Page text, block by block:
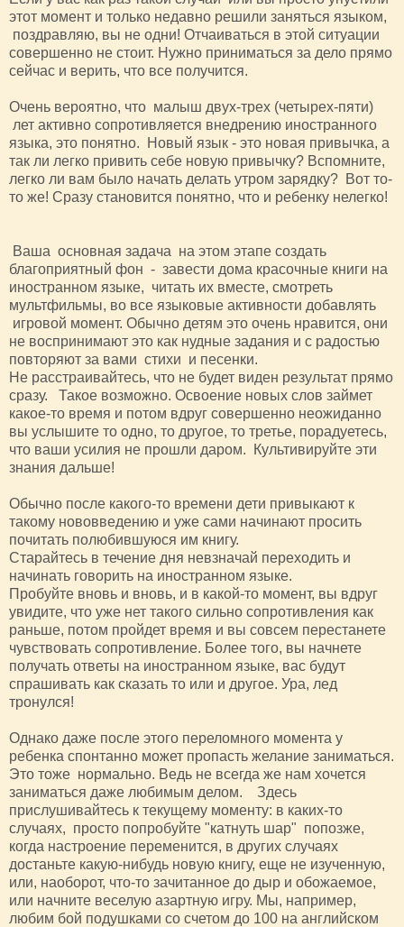
этот момент и только недавно решили заняться языком,
поздравляю, вы не одни! Отчаиваться в этой ситуации
совершенно не стоит. Нужно приниматься за дело прямо
сейчас и верить, что все получится.
Очень вероятно, что малыш двух-трех (четырех-пяти)
лет активно сопротивляется внедрению иностранного
языка, это понятно. Новый язык - это новая привычка, а
так ли легко привить себе новую привычку? Вспомните,
легко ли вам было начать делать утром зарядку? Вот то-
то же! Сразу становится понятно, что и ребенку нелегко!
Ваша основная задача на этом этапе создать
благоприятный фон - завести дома красочные книги на
иностранном языке, читать их вместе, смотреть
мультфильмы, во все языковые активности добавлять
игровой момент. Обычно детям это очень нравится, они
не воспринимают это как нудные задания и с радостью
повторяют за вами стихи и песенки.
Не расстраивайтесь, что не будет виден результат прямо
сразу. Такое возможно. Освоение новых слов займет
какое-то время и потом вдруг совершенно неожиданно
вы услышите то одно, то другое, то третье, порадуетесь,
что ваши усилия не прошли даром. Культивируйте эти
знания дальше!
Обычно после какого-то времени дети привыкают к
такому нововведению и уже сами начинают просить
почитать полюбившуюся им книгу.
Старайтесь в течение дня невзначай переходить и
начинать говорить на иностранном языке.
Пробуйте вновь и вновь, и в какой-то момент, вы вдруг
увидите, что уже нет такого сильно сопротивления как
раньше, потом пройдет время и вы совсем перестанете
чувствовать сопротивление. Более того, вы начнете
получать ответы на иностранном языке, вас будут
спрашивать как сказать то или и другое. Ура, лед
тронулся!
Однако даже после этого переломного момента у
ребенка спонтанно может пропасть желание заниматься.
Это тоже нормально. Ведь не всегда же нам хочется
заниматься даже любимым делом. Здесь
прислушивайтесь к текущему моменту: в каких-то
случаях, просто попробуйте "катнуть шар" попозже,
когда настроение переменится, в других случаях
достаньте какую-нибудь новую книгу, еще не изученную,
или, наоборот, что-то зачитанное до дыр и обожаемое,
или начните веселую азартную игру. Мы, например,
любим бой подушками со счетом до 100 на английском